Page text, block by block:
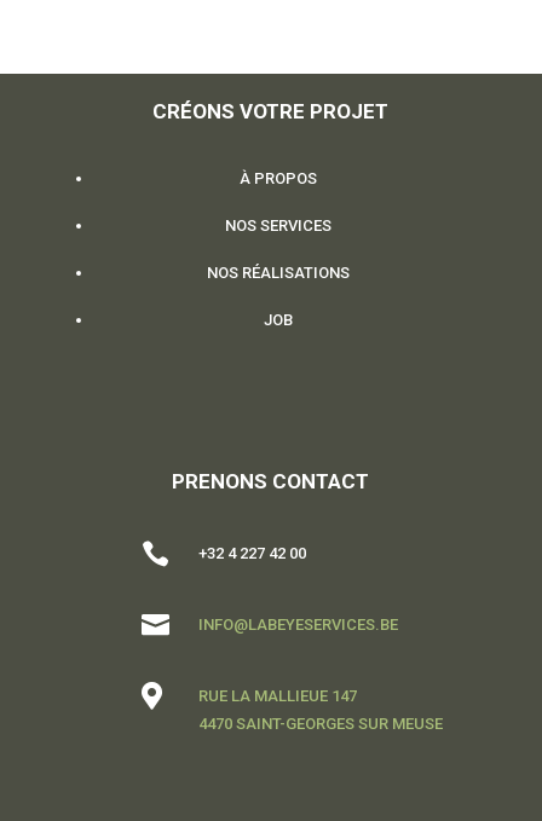
CRÉONS VOTRE PROJET
À PROPOS
NOS SERVICES
NOS RÉALISATIONS
JOB
PRENONS CONTACT
 +32 4 227 42 00
 INFO@LABEYESERVICES.BE

RUE LA MALLIEUE 147
4470 SAINT-GEORGES SUR MEUSE